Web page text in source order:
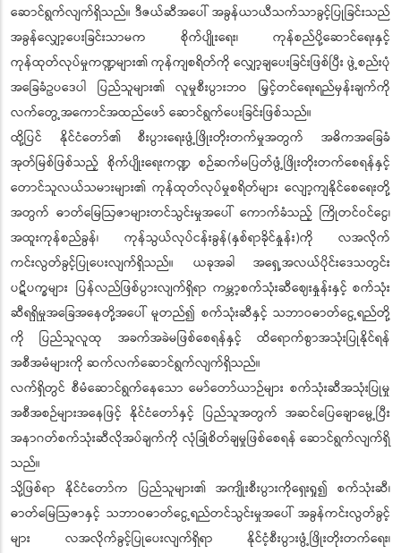
ဆောင်ရွက်လျက်ရှိသည်။ ဒီဇယ်ဆီအပေါ် အခွန်ယာယီသက်သာခွင့်ပြုခြင်းသည်
အခွန်လျှော့ပေးခြင်းသာမက စိုက်ပျိုးရေး၊ ကုန်စည်ပို့ဆောင်ရေးနှင့်
ကုန်ထုတ်လုပ်မှုကဏ္ဍများ၏ ကုန်ကျစရိတ်ကို လျှော့ချပေးခြင်းဖြစ်ပြီး ဖွဲ့စည်းပုံ
အခြေခံဥပဒေပါ ပြည်သူများ၏ လူမှုစီးပွားဘဝ မြှင့်တင်ရေးရည်မှန်းချက်ကို
လက်တွေ့အကောင်အထည်ဖော် ဆောင်ရွက်ပေးခြင်းဖြစ်သည်။
ထို့ပြင် နိုင်ငံတော်၏ စီးပွားရေးဖွံ့ဖြိုးတိုးတက်မှုအတွက် အဓိကအခြေခံ
အုတ်မြစ်ဖြစ်သည့် စိုက်ပျိုးရေးကဏ္ဍ စဉ်ဆက်မပြတ်ဖွံ့ဖြိုးတိုးတက်စေရန်နှင့်
တောင်သူလယ်သမားများ၏ ကုန်ထုတ်လုပ်မှုစရိတ်များ လျော့ကျနိုင်စေရေးတို့
အတွက် ဓာတ်မြေဩဇာများတင်သွင်းမှုအပေါ် ကောက်ခံသည့် ကြိုတင်ဝင်ငွေ၊
အထူးကုန်စည်ခွန်၊ ကုန်သွယ်လုပ်ငန်းခွန်(နှစ်ရာခိုင်နှုန်း)ကို လအလိုက်
ကင်းလွတ်ခွင့်ပြုပေးလျက်ရှိသည်။ ယခုအခါ အရှေ့အလယ်ပိုင်းဒေသတွင်း
ပဋိပက္ခများ ပြန်လည်ဖြစ်ပွားလျက်ရှိရာ ကမ္ဘာ့စက်သုံးဆီဈေးနှုန်းနှင့် စက်သုံး
ဆီရရှိမှုအခြေအနေတို့အပေါ် မူတည်၍ စက်သုံးဆီနှင့် သဘာဝဓာတ်ငွေ့ရည်တို့
ကို ပြည်သူလူထု အခက်အခဲမဖြစ်စေရန်နှင့် ထိရောက်စွာအသုံးပြုနိုင်ရန်
အစီအမံများကို ဆက်လက်ဆောင်ရွက်လျက်ရှိသည်။
လက်ရှိတွင် စီမံဆောင်ရွက်နေသော မော်တော်ယာဉ်များ စက်သုံးဆီအသုံးပြုမှု
အစီအစဉ်များအနေဖြင့် နိုင်ငံတော်နှင့် ပြည်သူအတွက် အဆင်ပြေချောမွေ့ပြီး
အနာဂတ်စက်သုံးဆီလိုအပ်ချက်ကို လုံခြုံစိတ်ချမှုဖြစ်စေရန် ဆောင်ရွက်လျက်ရှိ
သည်။
သို့ဖြစ်ရာ နိုင်ငံတော်က ပြည်သူများ၏ အကျိုးစီးပွားကိုရှေးရှု၍ စက်သုံးဆီ၊
ဓာတ်မြေဩဇာနှင့် သဘာဝဓာတ်ငွေ့ရည်တင်သွင်းမှုအပေါ် အခွန်ကင်းလွတ်ခွင့်
များ လအလိုက်ခွင့်ပြုပေးလျက်ရှိရာ နိုင်ငံ့စီးပွားဖွံ့ဖြိုးတိုးတက်ရေး၊